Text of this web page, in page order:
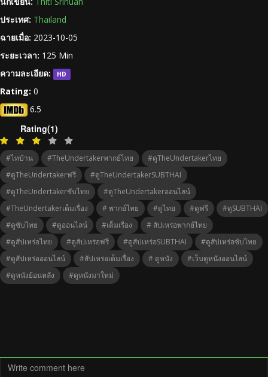
ประเทศ: Thailand
ฉายเมื่อ: 2023-10-05
ระยะเวลา: 125 Min
ความละเอียด:
HD
Rating: 0
6.5
Rating(1)
#ไทบ้าน #TheUndertakerพากย์ไทย
#ดูTheUndertakerไทย
#ดูTheUndertakerฟรี
#ดูTheUndertakerSUBTHAI
#ดูTheUndertakerซับไทย
#ดูTheUndertakerออนไลน์
#TheUndertakerเต็มเรื่อง
# พากย์ไทย #ดูไทย #ดูฟรี
#ดูSUBTHAI
#ดูซับไทย
#ดูออนไลน์ #เต็มเรื่อง
# สัปเหร่อพากย์ไทย
#ดูสัปเหร่อไทย
#ดูสัปเหร่อฟรี #ดูสัปเหร่อSUBTHAI
#ดูสัปเหร่อซับไทย
#ดูสัปเหร่อออนไลน์
#สัปเหร่อเต็มเรื่อง # ดูหนัง
#เว็บดูหนังออนไลน์
#ดูหนังย้อนหลัง
#ดูหนังมาใหม่